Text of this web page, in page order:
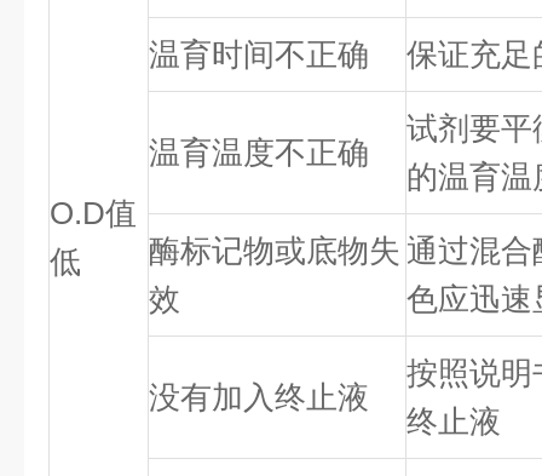
O.D值
低
温育时间不正确 保证充足
温育温度不正确
试剂要平
的温育温
酶标记物或底物失
效
通过混
色应迅速
没有加入终止液
按照说明
终止液